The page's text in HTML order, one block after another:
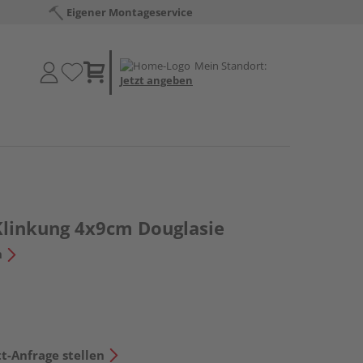
Eigener Montageservice
Mein Standort:
Jetzt angeben
4x9cm Douglasie
Anfrage stellen